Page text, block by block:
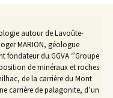
autour de Lavoûte-
MARION, géologue
fondateur du GGVA ‘’Groupe
de minéraux et roches
de la carrière du Mont
carrière de palagonite, d’un